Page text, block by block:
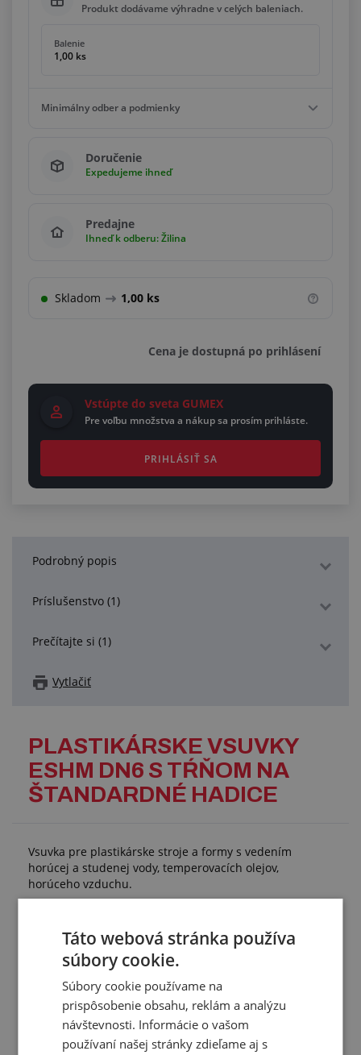
Produkt dodávame výhradne v celých baleniach.
Balenie
1,00 ks
Minimálny odber a podmienky
1,00 ks
Násobky 1,00 ks
Doručenie
Expedujeme ihneď
Predajne
Ihneď k odberu: Žilina
Skladom 1,00 ks
Cena je dostupná po prihlásení
Vstúpte do sveta GUMEX
Pre voľbu množstva a nákup sa prosím prihláste.
PRIHLÁSIŤ SA
Podrobný popis
Príslušenstvo (1)
Prečítajte si (1)
Vytlačiť
PLASTIKÁRSKE VSUVKY
ESHM DN6 S TŔŇOM NA
ŠTANDARDNÉ HADICE
Vsuvka pre plastikárske stroje a formy s vedením
horúcej a studenej vody, temperovacích olejov,
horúceho vzduchu.
tŕň priamy na štandardnú hadicu
bez ventilu
rozmer vsuvky: 9 mm
pracovný tlak: 15 bar
materiál: mosadz 2.0401
pracovná teplota: -20 °C/+200 °C
Táto webová stránka používa
súbory cookie.
Súbory cookie používame na
prispôsobenie obsahu, reklám a analýzu
návštevnosti. Informácie o vašom
používaní našej stránky zdieľame aj s